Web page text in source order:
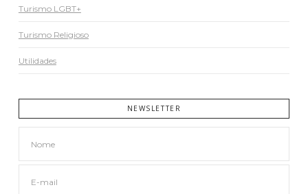
Turismo LGBT+
Turismo Religioso
Utilidades
NEWSLETTER